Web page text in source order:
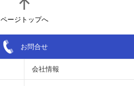
ページトップへ
お問合せ
会社情報